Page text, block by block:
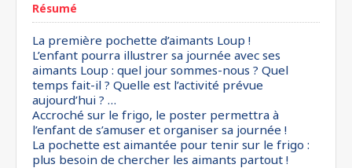
Résumé
La première pochette d’aimants Loup !
L’enfant pourra illustrer sa journée avec ses
aimants Loup : quel jour sommes-nous ? Quel
temps fait-il ? Quelle est l’activité prévue
aujourd’hui ? …
Accroché sur le frigo, le poster permettra à
l’enfant de s’amuser et organiser sa journée !
La pochette est aimantée pour tenir sur le frigo :
plus besoin de chercher les aimants partout !